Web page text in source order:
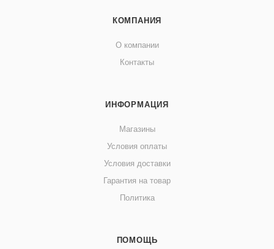
КОМПАНИЯ
О компании
Контакты
ИНФОРМАЦИЯ
Магазины
Условия оплаты
Условия доставки
Гарантия на товар
Политика
ПОМОЩЬ